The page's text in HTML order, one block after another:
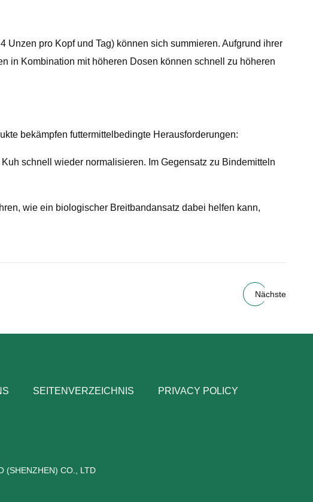
pro Kopf und Tag) können sich summieren. Aufgrund ihrer
in Kombination mit höheren Dosen können schnell zu höheren
bekämpfen futtermittelbedingte Herausforderungen:
schnell wieder normalisieren. Im Gegensatz zu Bindemitteln
wie ein biologischer Breitbandansatz dabei helfen kann,
Nächste
SEITENVERZEICHNIS PRIVACY POLICY
(SHENZHEN) CO., LTD